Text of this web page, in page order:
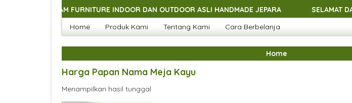
MACAM FURNITURE INDOOR DAN OUTDOOR ASLI HANDMADE JEPARA SELAMAT DATANG DI
MACAM FURNITURE INDOOR DAN OUTDOOR ASLI HANDMADE JEPARA SELAMAT DATANG DI
MACAM FURNITURE INDOOR DAN OUTDOOR ASLI HANDMADE JEPARA SELAMAT DATANG DI
MACAM FURNITURE INDOOR DAN OUTDOOR ASLI HANDMADE JEPARA
Home Produk Kami Tentang Kami Cara Berbelanja
Home
Harga Papan Nama Meja Kayu
Menampilkan hasil tunggal